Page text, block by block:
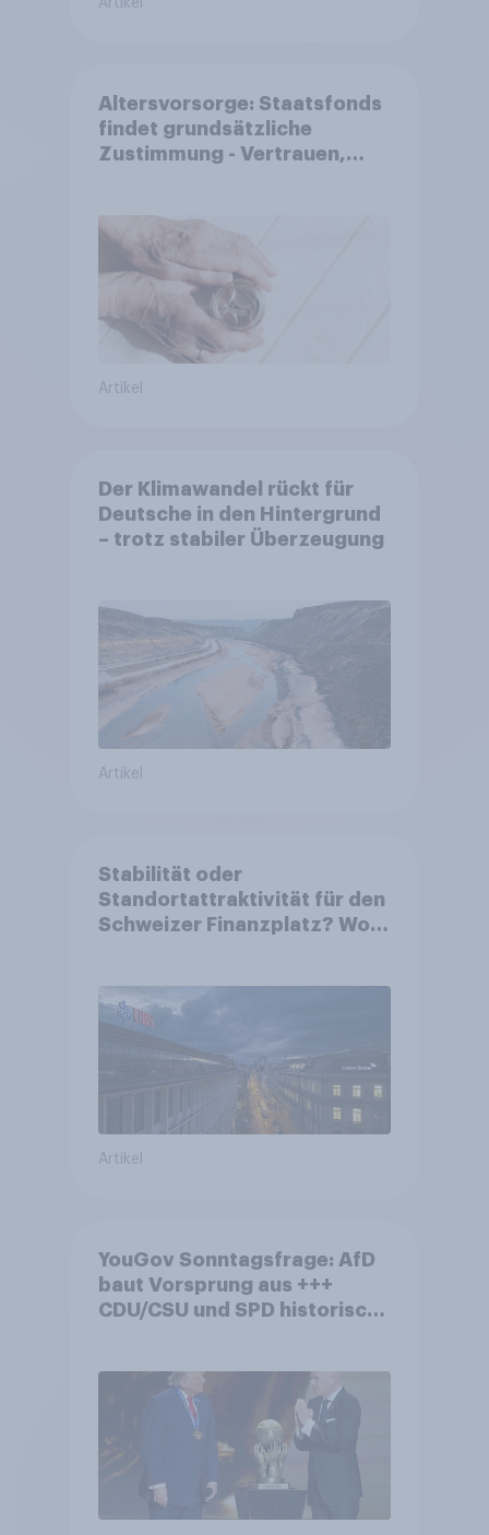
Artikel
Altersvorsorge: Staatsfonds
findet grundsätzliche
Zustimmung - Vertrauen,
Akzeptanz
Artikel
Der Klimawandel rückt für
Deutsche in den Hintergrund
– trotz stabiler Überzeugung
Artikel
Stabilität oder
Standortattraktivität für den
Schweizer Finanzplatz? Wo
von Grossbanken steht
Artikel
YouGov Sonntagsfrage: AfD
baut Vorsprung aus +++
CDU/CSU und SPD historisch
Fußball-WM ohne Politik